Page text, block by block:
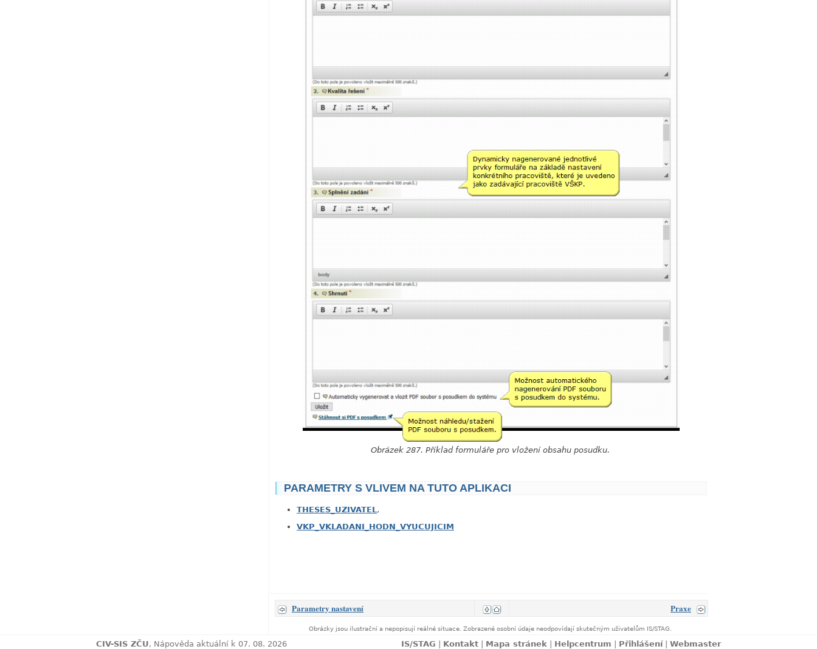
Obrázek 287. Příklad formuláře pro vložení obsahu posudku.
PARAMETRY S VLIVEM NA TUTO APLIKACI
THESES_UZIVATEL,
VKP_VKLADANI_HODN_VYUCUJICIM
Parametry nastavení Praxe
Obrázky jsou ilustrační a nepopisují reálné situace. Zobrazené osobní údaje neodpovídají skutečným uživatelům IS/STAG.
CIV-SIS ZČU, Nápověda aktuální k 07. 08. 2026 IS/STAG Kontakt Mapa stránek Helpcentrum Přihlášení| Webmaster